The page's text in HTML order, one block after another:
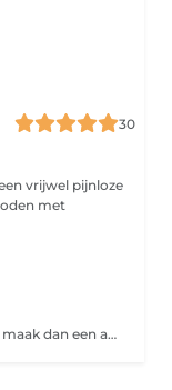
30
vrijwel pijnloze
met
Twijfel je over welke behandeling bij je past, maak dan een afspraak voor een vrijblijvend intake